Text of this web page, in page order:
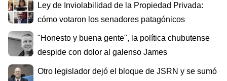
Ley de Inviolabilidad de la Propiedad Privada:
cómo votaron los senadores patagónicos
"Honesto y buena gente", la política chubutense
despide con dolor al galenso James
Otro legislador dejó el bloque de JSRN y se sumó